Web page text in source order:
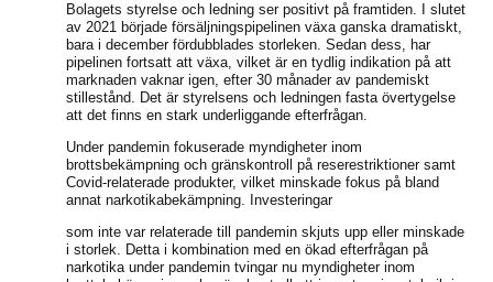
Bolagets styrelse och ledning ser positivt på framtiden. I slutet
av 2021 började försäljningspipelinen växa ganska dramatiskt,
bara i december fördubblades storleken. Sedan dess, har
pipelinen fortsatt att växa, vilket är en tydlig indikation på att
marknaden vaknar igen, efter 30 månader av pandemiskt
stillestånd. Det är styrelsens och ledningen fasta övertygelse
att det finns en stark underliggande efterfrågan.
Under pandemin fokuserade myndigheter inom
brottsbekämpning och gränskontroll på reserestriktioner samt
Covid-relaterade produkter, vilket minskade fokus på bland
annat narkotikabekämpning. Investeringar
som inte var relaterade till pandemin skjuts upp eller minskade
i storlek. Detta i kombination med en ökad efterfrågan på
narkotika under pandemin tvingar nu myndigheter inom